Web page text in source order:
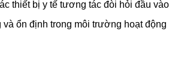
thiết bị y tế tương tác đòi hỏi đầu vào
ổn định trong môi trường hoạt động